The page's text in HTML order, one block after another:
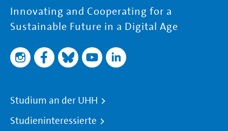
Innovating and Cooperating for a
Sustainable Future in a Digital Age
Studium an der UHH
Studieninteressierte